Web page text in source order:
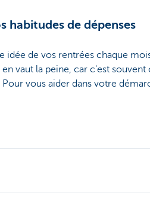
habitudes de dépenses
idée de vos rentrées chaque
vaut la peine, car c'est
vous aider dans votre